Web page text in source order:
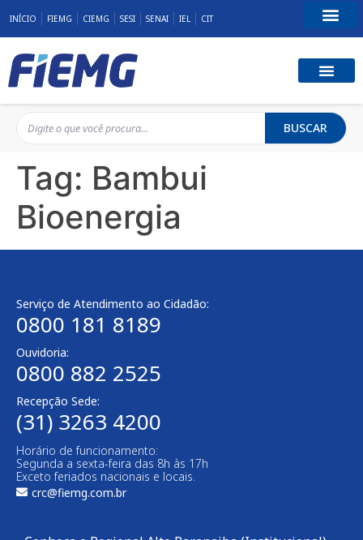
INÍCIO FIEMG CIEMG SESI SENAI IEL CIT
BUSCAR
Tag: Bambui
Bioenergia
Serviço de Atendimento ao Cidadão:
0800 181 8189
Ouvidoria:
0800 882 2525
Recepção Sede:
(31) 3263 4200
Horário de funcionamento:
Segunda a sexta-feira das 8h às 17h
Exceto feriados nacionais e locais.
crc@fiemg.com.br